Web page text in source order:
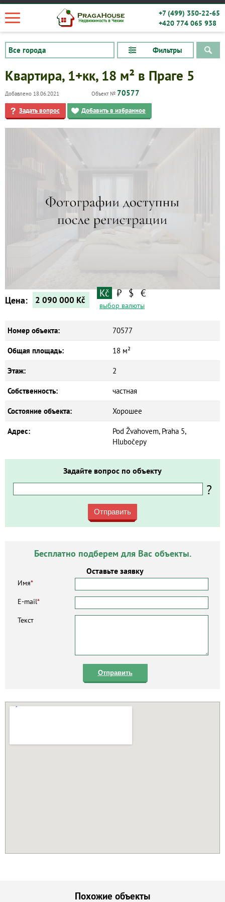
+7 (499) 350-22-65
+420 774 065 938
Фильтры
Квартиры
Квартира, 1+кк, 18 м² в Праге 5
Добавлено 18.06.2021 Объект № 70577
Задать вопрос Добавить в избранное
Цена: 2 090 000 Kč
Kč ₽ $ €
выбор валюты
Номер объекта: 70577
Общая площадь: 18 м²
Этаж: 2
Собственность: частная
Состояние объекта: Хорошее
Адрес:
Pod Žvahovem, Praha 5,
Hlubočepy
Задайте вопрос по объекту
?
Отправить
Бесплатно подберем для Вас объекты.
Оставьте заявку
Имя*
E-mail*
Текст
Отправить
Похожие объекты